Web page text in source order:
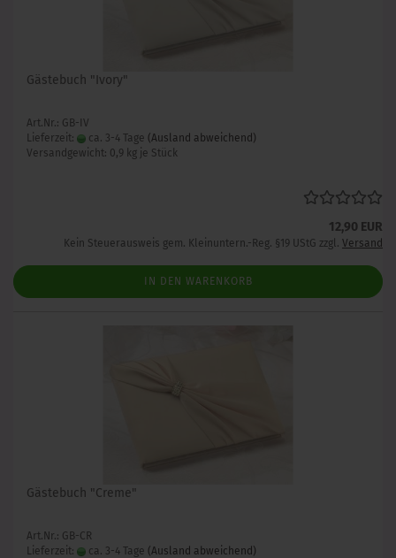
Gästebuch "Ivory"
Art.Nr.: GB-IV
Lieferzeit:
ca. 3-4 Tage (Ausland abweichend)
Versandgewicht: 0,9 kg je Stück
12,90 EUR
Kein Steuerausweis gem. Kleinuntern.-Reg. §19 UStG zzgl. Versand
IN DEN WARENKORB
Gästebuch "Creme"
Art.Nr.: GB-CR
Lieferzeit:
ca. 3-4 Tage (Ausland abweichend)